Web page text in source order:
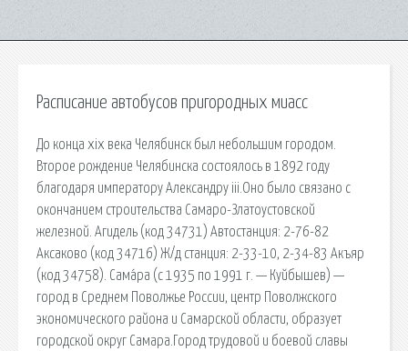
Расписание автобусов пригородных миасс
До конца xix века Челябинск был небольшим городом.
Второе рождение Челябинска состоялось в 1892 году
благодаря императору Александру iii.Оно было связано с
окончанием строительства Самаро-Златоустовской
железной. Агидель (код 34731) Автостанция: 2-76-82
Аксаково (код 34716) Ж/д станция: 2-33-10, 2-34-83 Акъяр
(код 34758). Сама́ра (с 1935 по 1991 г. — Куйбышев) —
город в Среднем Поволжье России, центр Поволжского
экономического района и Самарской области, образует
городской округ Самара.Город трудовой и боевой славы